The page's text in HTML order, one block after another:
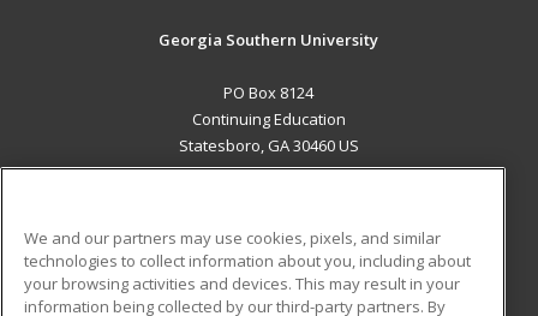
Georgia Southern University
PO Box 8124
Continuing Education
Statesboro, GA 30460 US
ADDITIONAL RESOURCES
Military Student Blog
We and our partners may use cookies, pixels, and similar
technologies to collect information about you, including about
your browsing activities and devices. This may result in your
information being collected by our third-party partners. By